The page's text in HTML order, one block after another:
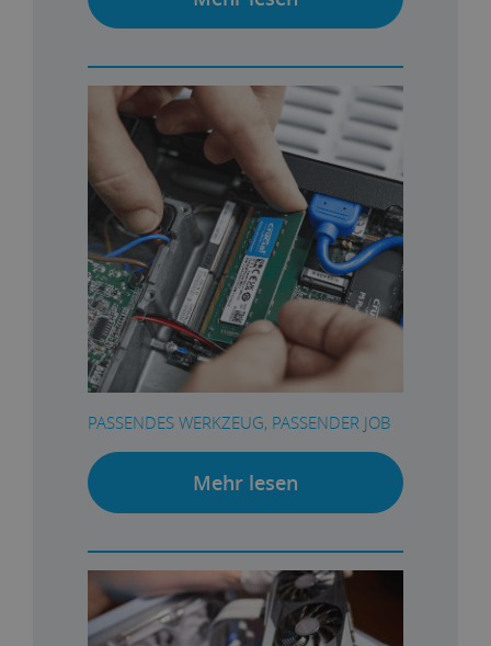
PASSENDES WERKZEUG, PASSENDER JOB
Mehr lesen